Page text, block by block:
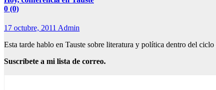
0 (0)
17 octubre, 2011 Admin
Esta tarde hablo en Tauste sobre literatura y política dentro del
Suscríbete a mi lista de correo.